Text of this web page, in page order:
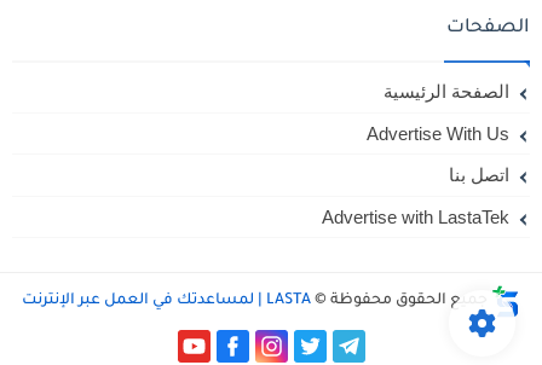
الصفحات
الصفحة الرئيسية
Advertise With Us
اتصل بنا
Advertise with LastaTek
جميع الحقوق محفوظة © LASTA | لمساعدتك في العمل عبر الإنترنت